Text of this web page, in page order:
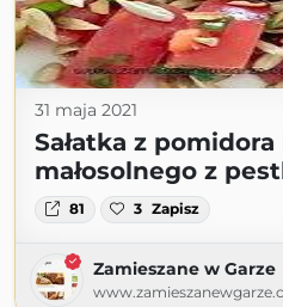
31 maja 2021
Sałatka z
małosolnego z
81 3 Zapisz
Zamieszane w Garze